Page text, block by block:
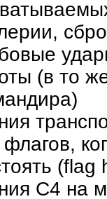
(в то
(flag
С4 на